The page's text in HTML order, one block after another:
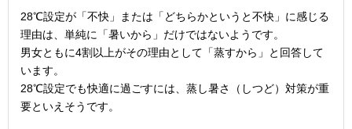
28℃設定が「不快」または「どちらかというと不快」に感じる
理由は、単純に「暑いから」だけではないようです。
男女ともに4割以上がその理由として「蒸すから」と回答して
います。
28℃設定でも快適に過ごすには、蒸し暑さ（しつど）対策が重
要といえそうです。